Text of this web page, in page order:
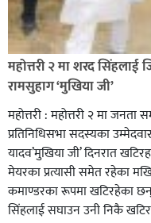
रक्तदान सेवामा जिल्लामै
रेडक्रस सिराहा द्वारा
महोत्तरी २ मा शरद सिंहलाई
रामसुहाग ‘मुखिया जी’
महोत्तरी : महोत्तरी २ मा जनता
प्रतिनिधिसभा सदस्यका
यादव’मुखिया जी’ दिनरात
मेयरका प्रत्यासी समेत रहेका
कमाण्डरका रूपमा खटिरहेका
सिंहलाई सघाउन उनी निकै